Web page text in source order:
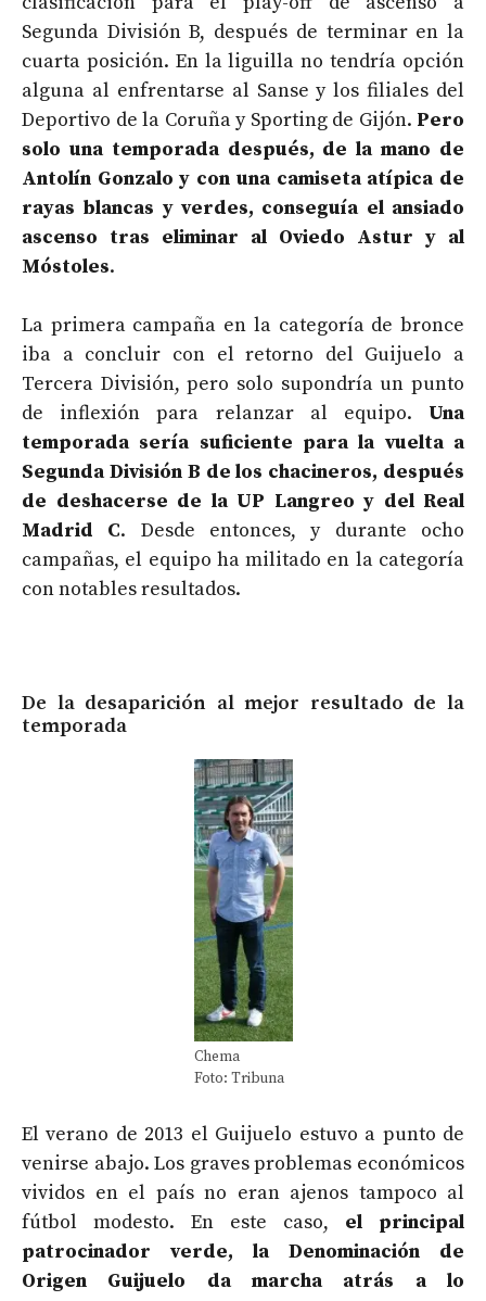
Segunda División B, después de terminar en la
cuarta posición. En la liguilla no tendría opción
alguna al enfrentarse al Sanse y los filiales del
Deportivo de la Coruña y Sporting de Gijón. Pero
solo una temporada después, de la mano de
Antolín Gonzalo y con una camiseta atípica de
rayas blancas y verdes, conseguía el ansiado
ascenso tras eliminar al Oviedo Astur y al
Móstoles.
La primera campaña en la categoría de bronce
iba a concluir con el retorno del Guijuelo a
Tercera División, pero solo supondría un punto
de inflexión para relanzar al equipo. Una
temporada sería suficiente para la vuelta a
Segunda División B de los chacineros, después
de deshacerse de la UP Langreo y del Real
Madrid C. Desde entonces, y durante ocho
campañas, el equipo ha militado en la categoría
con notables resultados.
De la desaparición al mejor resultado de la
temporada
Chema
Foto: Tribuna
El verano de 2013 el Guijuelo estuvo a punto de
venirse abajo. Los graves problemas económicos
vividos en el país no eran ajenos tampoco al
fútbol modesto. En este caso, el principal
patrocinador verde, la Denominación de
Origen Guijuelo da marcha atrás a lo